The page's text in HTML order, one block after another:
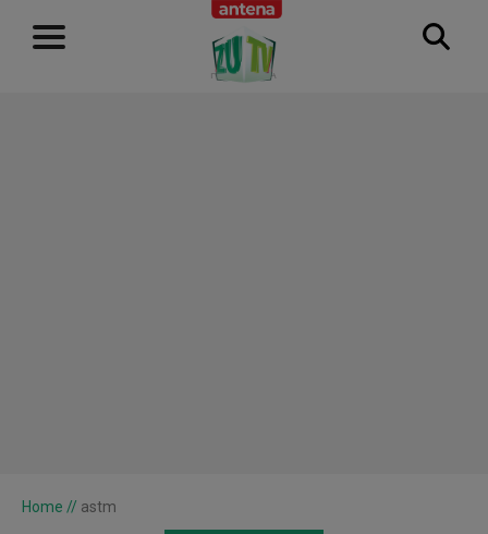
RECLAMĂ
Home // astm